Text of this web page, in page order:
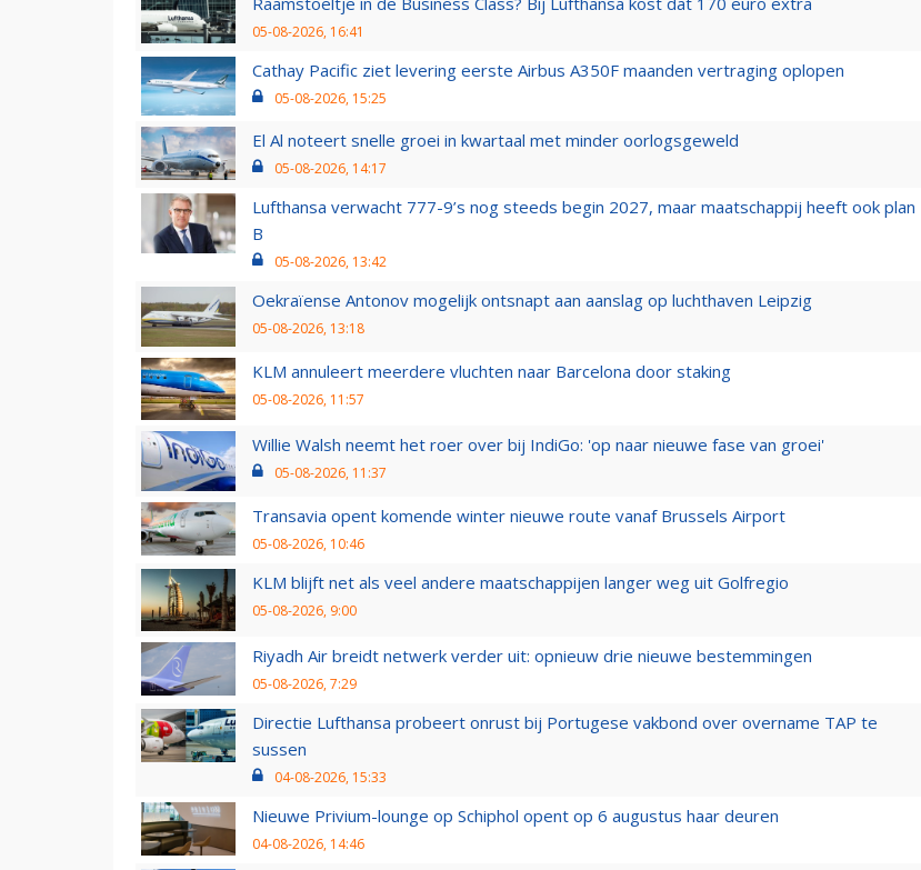
05-08-2026, 16:41
Cathay Pacific ziet levering eerste Airbus A350F maanden vertraging oplopen
05-08-2026, 15:25
El Al noteert snelle groei in kwartaal met minder oorlogsgeweld
05-08-2026, 14:17
Lufthansa verwacht 777-9’s nog steeds begin 2027, maar maatschappij heeft ook plan
B
05-08-2026, 13:42
Oekraïense Antonov mogelijk ontsnapt aan aanslag op luchthaven Leipzig
05-08-2026, 13:18
KLM annuleert meerdere vluchten naar Barcelona door staking
05-08-2026, 11:57
Willie Walsh neemt het roer over bij IndiGo: 'op naar nieuwe fase van groei'
05-08-2026, 11:37
Transavia opent komende winter nieuwe route vanaf Brussels Airport
05-08-2026, 10:46
KLM blijft net als veel andere maatschappijen langer weg uit Golfregio
05-08-2026, 9:00
Riyadh Air breidt netwerk verder uit: opnieuw drie nieuwe bestemmingen
05-08-2026, 7:29
Directie Lufthansa probeert onrust bij Portugese vakbond over overname TAP te
sussen
04-08-2026, 15:33
Nieuwe Privium-lounge op Schiphol opent op 6 augustus haar deuren
04-08-2026, 14:46